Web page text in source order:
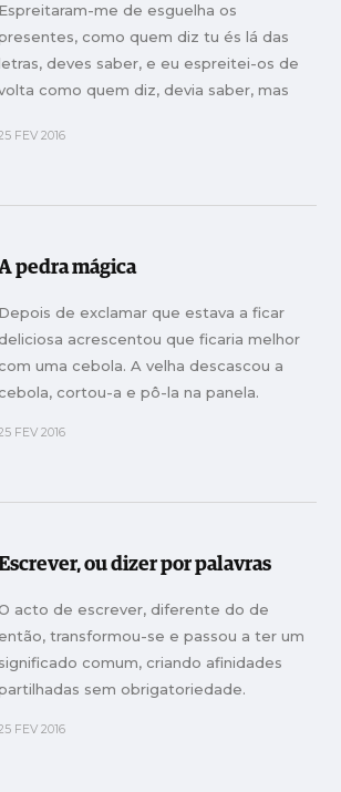
Espreitaram-me de esguelha os
como quem diz tu és lá das
deves saber, e eu espreitei-os de
como quem diz, devia saber, mas
FEV 2016
pedra mágica
Depois de exclamar que estava a ficar
acrescentou que ficaria melhor
uma cebola. A velha descascou a
cortou-a e pô-la na panela.
FEV 2016
ou dizer por palavras
acto de escrever, diferente do de
transformou-se e passou a ter um
significado comum, criando afinidades
sem obrigatoriedade.
FEV 2016